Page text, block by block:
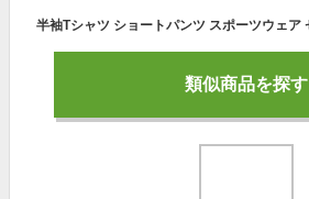
類似商品を探す